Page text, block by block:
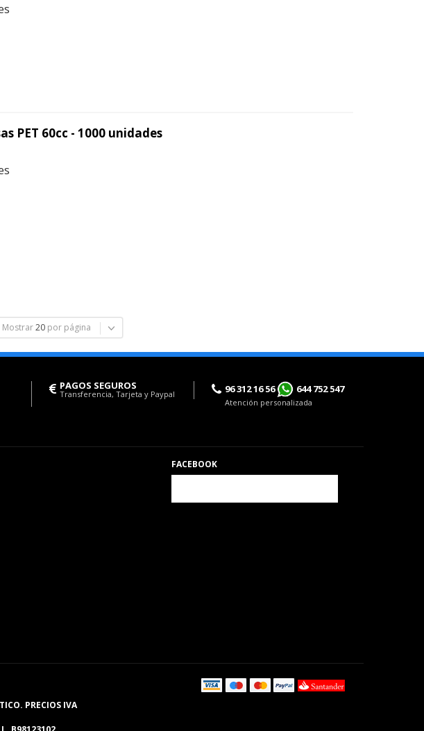
PET 60cc - 1000 unidades
Mostrar 20 por página
PAGOS SEGUROS
Transferencia, Tarjeta y Paypal 96 312 16 56 644 752 547
Atención personalizada
FACEBOOK
PRECIOS IVA